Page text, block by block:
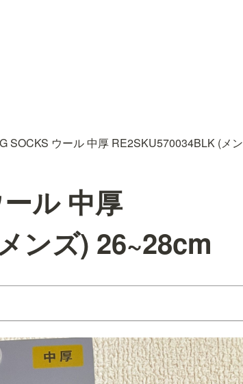
SOCKS ウール 中厚 RE2SKU570034BLK (メン
ル 中厚
ンズ) 26~28cm